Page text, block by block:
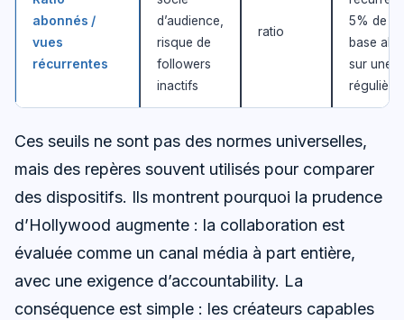
abonnés /
vues
récurrentes
d’audience,
risque de
followers
inactifs
ratio
5% de la
base
sur une
régulière
Ces seuils ne sont pas des normes universelles,
mais des repères souvent utilisés pour comparer
des dispositifs. Ils montrent pourquoi la prudence
d’Hollywood augmente : la collaboration est
évaluée comme un canal média à part entière,
avec une exigence d’accountability. La
conséquence est simple : les créateurs capables